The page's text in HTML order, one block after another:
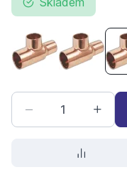
CU T-kus 5130
CU T-